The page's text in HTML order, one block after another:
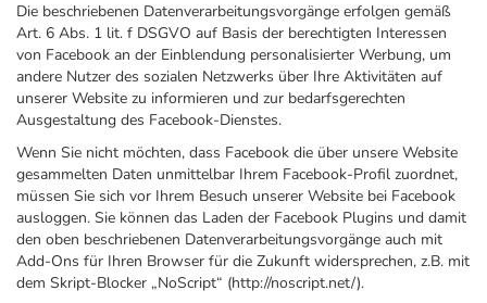
Die beschriebenen Datenverarbeitungsvorgänge erfolgen gemäß
Art. 6 Abs. 1 lit. f DSGVO auf Basis der berechtigten Interessen
von Facebook an der Einblendung personalisierter Werbung, um
andere Nutzer des sozialen Netzwerks über Ihre Aktivitäten auf
unserer Website zu informieren und zur bedarfsgerechten
Ausgestaltung des Facebook-Dienstes.
Wenn Sie nicht möchten, dass Facebook die über unsere Website
gesammelten Daten unmittelbar Ihrem Facebook-Profil zuordnet,
müssen Sie sich vor Ihrem Besuch unserer Website bei Facebook
ausloggen. Sie können das Laden der Facebook Plugins und damit
den oben beschriebenen Datenverarbeitungsvorgänge auch mit
Add-Ons für Ihren Browser für die Zukunft widersprechen, z.B. mit
dem Skript-Blocker „NoScript“ (http://noscript.net/).